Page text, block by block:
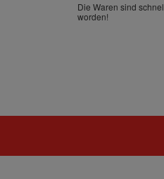
Die Waren sind
worden!